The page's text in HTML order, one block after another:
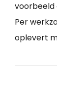
voorbeeld
Per
oplevert